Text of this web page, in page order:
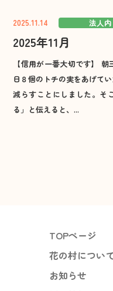
さくらこど
（保育所型
育成事業
ラブ
高角放課後
お
広報誌
法人内
2026年4月
2026年3月
2026年2月
2025年9月
2025.11.14 法人内
2025年11月
【信用が一番大切です】
日８個のトチの実をあげて
減らすことにしました。そ
る」と伝えると、...
TOPページ
花の村について
お知らせ